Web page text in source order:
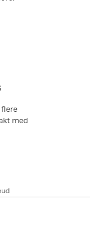
flere
med